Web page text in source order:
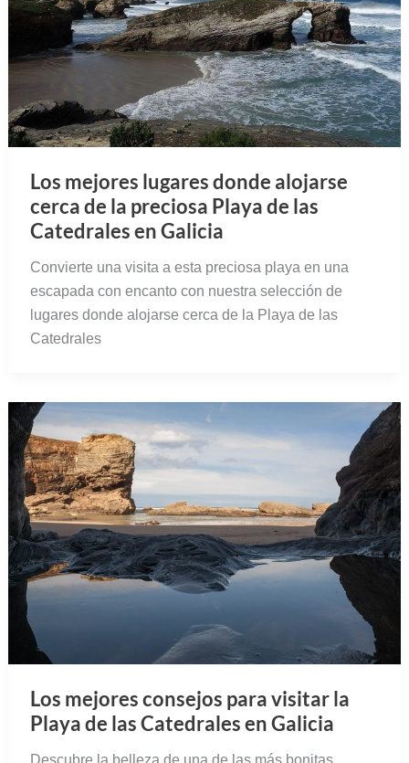
Los mejores lugares donde alojarse
cerca de la preciosa Playa de las
Catedrales en Galicia
Convierte una visita a esta preciosa playa en una
escapada con encanto con nuestra selección de
lugares donde alojarse cerca de la Playa de las
Catedrales
Los mejores consejos para visitar la
Playa de las Catedrales en Galicia